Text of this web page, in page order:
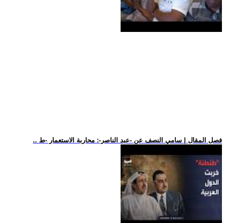
.. فصل المقال | سامي النصف عن -عبد الناصر-: محاربة الاستعمار -ط